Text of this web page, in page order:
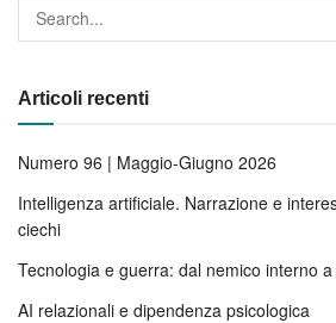
Articoli recenti
Numero 96 | Maggio-Giugno 2026
Intelligenza artificiale. Narrazione e
ciechi
Tecnologia e guerra: dal nemico interno
AI relazionali e dipendenza psicologica